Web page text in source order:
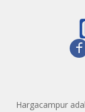
Hargacampur